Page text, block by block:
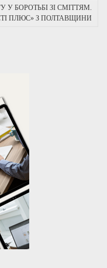
БОРОТЬБІ ЗІ СМІТТЯМ.
ПЛЮС» З ПОЛТАВЩИНИ